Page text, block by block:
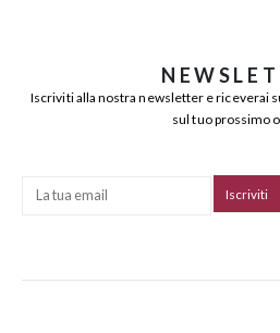
Iscriviti alla nostra newsletter e riceverai
sul tuo prossimo